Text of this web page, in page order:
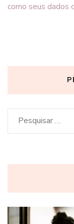
como seus dados
Pesquisar
por: